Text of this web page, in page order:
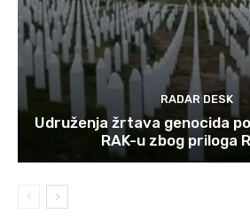
RADAR DESK
Udruženja žrtava genocida
RAK-u zbog priloga